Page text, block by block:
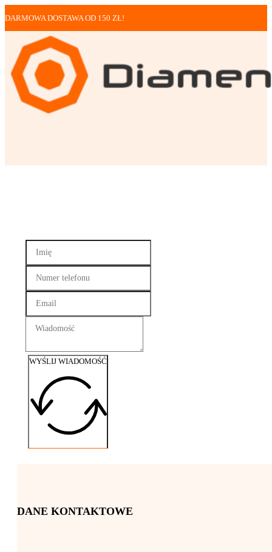
DARMOWA DOSTAWA OD 150 ZŁ!
WYŚLIJ WIADOMOŚĆ
DANE KONTAKTOWE